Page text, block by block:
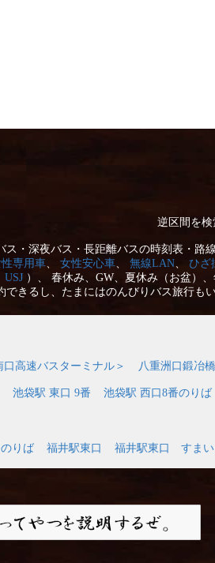
逆区間を検
ス・深夜バス・長距離バスの時刻表・路
専用車 女性安心車 無線LAN ひざ
USJ ）、 春休み、GW、夏休み（お盆）
できるし、たまにはのんびりバス旅行も
高速バスターミナル＞ 八重洲口鍛冶
池袋駅 東口 9番 池袋駅 西口8番のりば
りば 福井駅東口 福井駅東口 すま